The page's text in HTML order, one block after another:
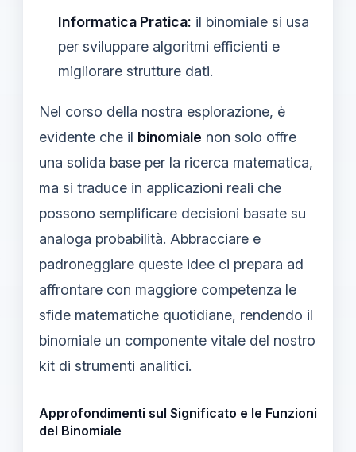
Informatica Pratica: il binomiale si usa
per sviluppare algoritmi efficienti e
migliorare strutture dati.
Nel corso della nostra esplorazione, è
evidente che il binomiale non solo offre
una solida base per la ricerca matematica,
ma si traduce in applicazioni reali che
possono semplificare decisioni basate su
analoga probabilità. Abbracciare e
padroneggiare queste idee ci prepara ad
affrontare con maggiore competenza le
sfide matematiche quotidiane, rendendo il
binomiale un componente vitale del nostro
kit di strumenti analitici.
Approfondimenti sul Significato e le Funzioni
del Binomiale